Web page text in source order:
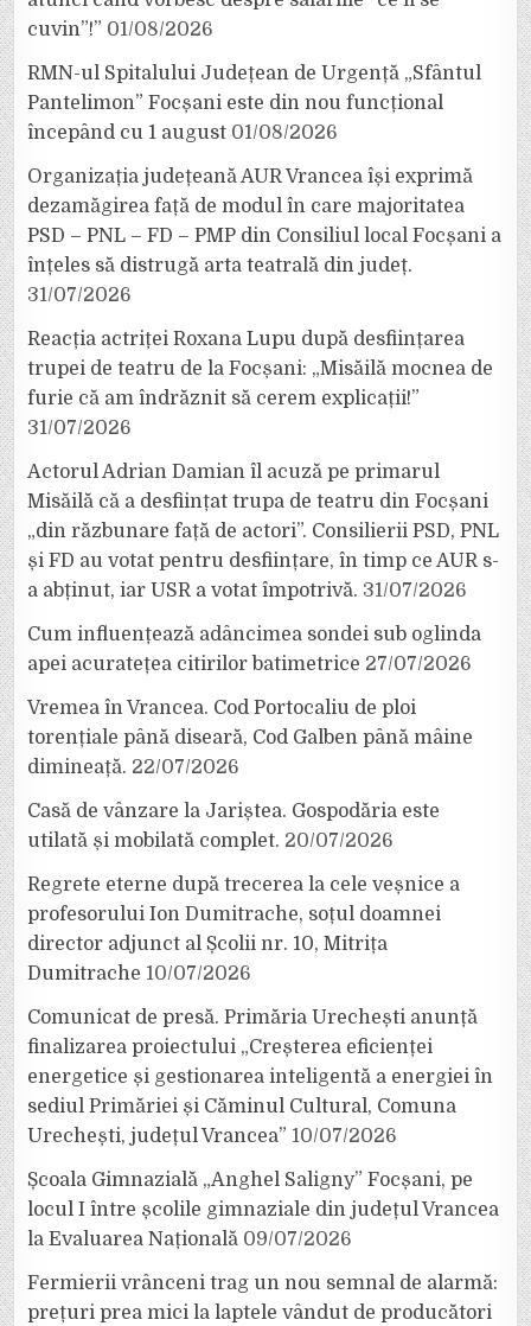
cuvin”!” 01/08/2026
RMN-ul Spitalului Județean de Urgență „Sfântul
Pantelimon” Focșani este din nou funcțional
începând cu 1 august 01/08/2026
Organizația județeană AUR Vrancea își exprimă
dezamăgirea față de modul în care majoritatea
PSD – PNL – FD – PMP din Consiliul local Focșani a
înțeles să distrugă arta teatrală din județ.
31/07/2026
Reacția actriței Roxana Lupu după desființarea
trupei de teatru de la Focșani: „Misăilă mocnea de
furie că am îndrăznit să cerem explicații!”
31/07/2026
Actorul Adrian Damian îl acuză pe primarul
Misăilă că a desființat trupa de teatru din Focșani
„din răzbunare față de actori”. Consilierii PSD, PNL
și FD au votat pentru desființare, în timp ce AUR s-
a abținut, iar USR a votat împotrivă. 31/07/2026
Cum influențează adâncimea sondei sub oglinda
apei acuratețea citirilor batimetrice 27/07/2026
Vremea în Vrancea. Cod Portocaliu de ploi
torențiale până diseară, Cod Galben până mâine
dimineață. 22/07/2026
Casă de vânzare la Jariștea. Gospodăria este
utilată și mobilată complet. 20/07/2026
Regrete eterne după trecerea la cele veșnice a
profesorului Ion Dumitrache, soțul doamnei
director adjunct al Școlii nr. 10, Mitrița
Dumitrache 10/07/2026
Comunicat de presă. Primăria Urechești anunță
finalizarea proiectului „Creșterea eficienței
energetice și gestionarea inteligentă a energiei în
sediul Primăriei și Căminul Cultural, Comuna
Urechești, județul Vrancea” 10/07/2026
Școala Gimnazială „Anghel Saligny” Focșani, pe
locul I între școlile gimnaziale din județul Vrancea
la Evaluarea Națională 09/07/2026
Fermierii vrânceni trag un nou semnal de alarmă:
prețuri prea mici la laptele vândut de producători